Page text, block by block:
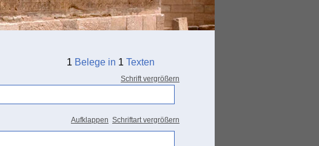
1 Belege in 1 Texten
Schrift vergrößern
Aufklappen Schriftart vergrößern